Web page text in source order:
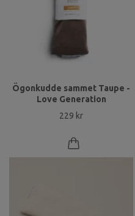
Ögonkudde sammet Taupe -
Love Generation
229 kr